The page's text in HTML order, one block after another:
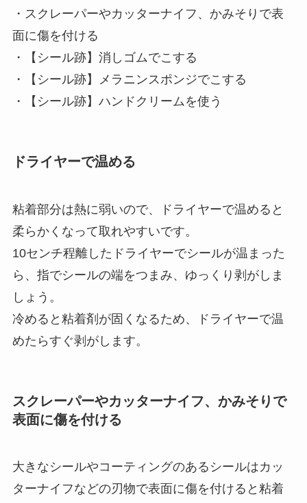
・スクレーパーやカッターナイフ、かみそりで表
面に傷を付ける
・【シール跡】消しゴムでこする
・【シール跡】メラニンスポンジでこする
・【シール跡】ハンドクリームを使う
ドライヤーで温める
粘着部分は熱に弱いので、ドライヤーで温めると
柔らかくなって取れやすいです。
10センチ程離したドライヤーでシールが温まった
ら、指でシールの端をつまみ、ゆっくり剥がしま
しょう。
冷めると粘着剤が固くなるため、ドライヤーで温
めたらすぐ剥がします。
スクレーパーやカッターナイフ、かみそりで
表面に傷を付ける
大きなシールやコーティングのあるシールはカッ
ターナイフなどの刃物で表面に傷を付けると粘着